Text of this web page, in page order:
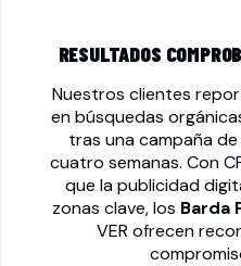
RESULTADOS
Nuestros clientes
en búsquedas
tras una campaña de
cuatro semanas. Con
que la publicidad
zonas clave, los Barda
VER ofrecen